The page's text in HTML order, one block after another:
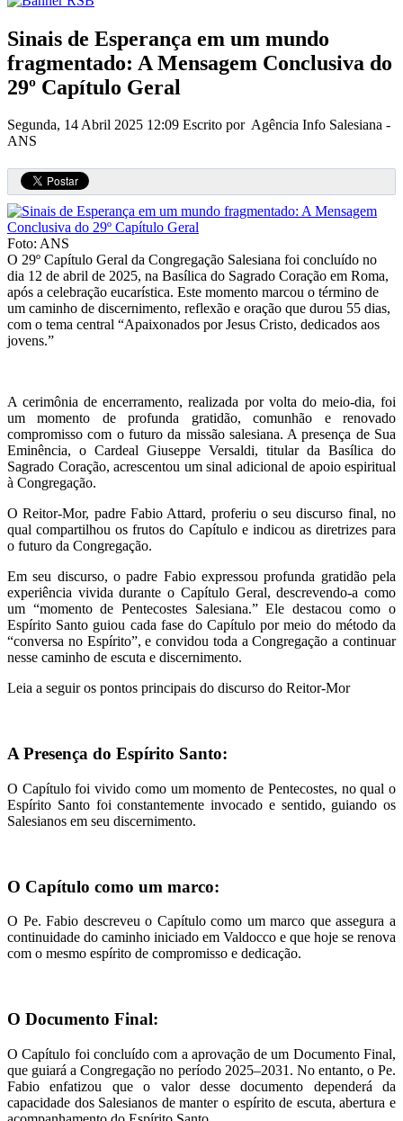
Sinais de Esperança em um mundo
fragmentado: A Mensagem Conclusiva do
29º Capítulo Geral
Segunda, 14 Abril 2025 12:09 Escrito por Agência Info Salesiana -
ANS
Foto: ANS
O 29º Capítulo Geral da Congregação Salesiana foi concluído no
dia 12 de abril de 2025, na Basílica do Sagrado Coração em Roma,
após a celebração eucarística. Este momento marcou o término de
um caminho de discernimento, reflexão e oração que durou 55 dias,
com o tema central “Apaixonados por Jesus Cristo, dedicados aos
jovens.”
A cerimônia de encerramento, realizada por volta do meio-dia, foi
um momento de profunda gratidão, comunhão e renovado
compromisso com o futuro da missão salesiana. A presença de Sua
Eminência, o Cardeal Giuseppe Versaldi, titular da Basílica do
Sagrado Coração, acrescentou um sinal adicional de apoio espiritual
à Congregação.
O Reitor-Mor, padre Fabio Attard, proferiu o seu discurso final, no
qual compartilhou os frutos do Capítulo e indicou as diretrizes para
o futuro da Congregação.
Em seu discurso, o padre Fabio expressou profunda gratidão pela
experiência vivida durante o Capítulo Geral, descrevendo-a como
um “momento de Pentecostes Salesiana.” Ele destacou como o
Espírito Santo guiou cada fase do Capítulo por meio do método da
“conversa no Espírito”, e convidou toda a Congregação a continuar
nesse caminho de escuta e discernimento.
Leia a seguir os pontos principais do discurso do Reitor-Mor
A Presença do Espírito Santo:
O Capítulo foi vivido como um momento de Pentecostes, no qual o
Espírito Santo foi constantemente invocado e sentido, guiando os
Salesianos em seu discernimento.
O Capítulo como um marco:
O Pe. Fabio descreveu o Capítulo como um marco que assegura a
continuidade do caminho iniciado em Valdocco e que hoje se renova
com o mesmo espírito de compromisso e dedicação.
O Documento Final:
O Capítulo foi concluído com a aprovação de um Documento Final,
que guiará a Congregação no período 2025–2031. No entanto, o Pe.
Fabio enfatizou que o valor desse documento dependerá da
capacidade dos Salesianos de manter o espírito de escuta, abertura e